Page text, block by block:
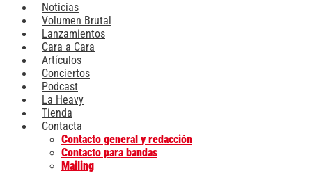
Noticias
Volumen Brutal
Lanzamientos
Cara a Cara
Artículos
Conciertos
Podcast
La Heavy
Tienda
Contacta
Contacto general y redacción
Contacto para bandas
Mailing